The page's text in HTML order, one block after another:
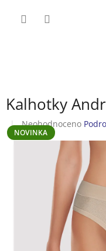
Kalhotky
NOVINKA
Průměrné
hodnocení
hvězdiček.
Neohodnoceno